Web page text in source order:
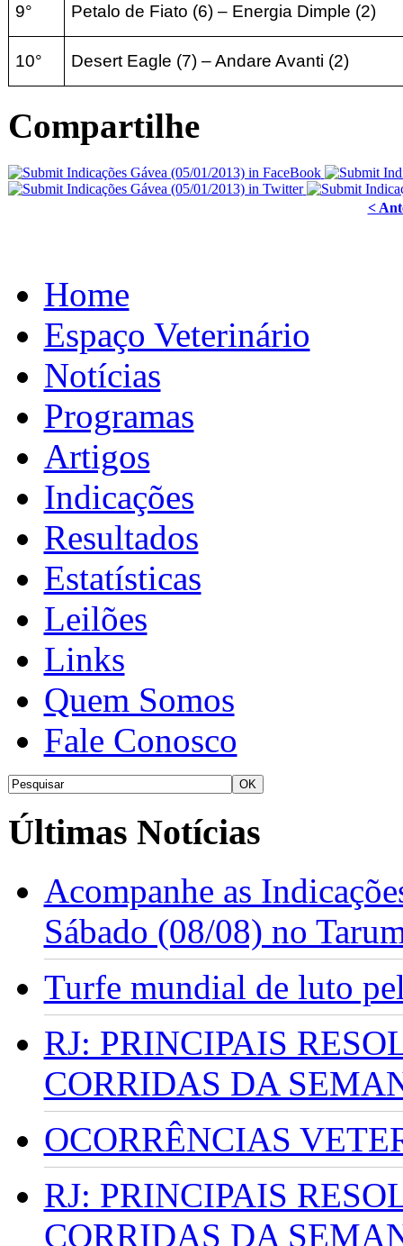
9° Petalo de Fiato (6) – Energia Dimple (2)
10° Desert Eagle (7) – Andare Avanti (2)
Compartilhe
<
Home
Espaço Veterinário
Notícias
Programas
Artigos
Indicações
Resultados
Estatísticas
Leilões
Links
Quem Somos
Fale Conosco
Últimas Notícias
Acompanhe as
Sábado (08/08) no
Turfe mundial de luto
RJ: PRINCIPAIS
CORRIDAS DA
OCORRÊNCIAS
RJ: PRINCIPAIS
CORRIDAS DA